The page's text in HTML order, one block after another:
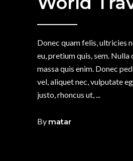
Donec quam felis, ultricies
eu, pretium quis, sem. Nulla
massa quis enim. Donec
vel, aliquet nec, vulputate
justo, rhoncus ut,
By matar